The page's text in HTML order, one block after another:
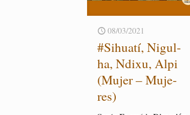
08/03/2021
#Sihua­tí, Ni­gul­
ha, Ndixu, Alpi
(Mujer – Mu­je­
res)